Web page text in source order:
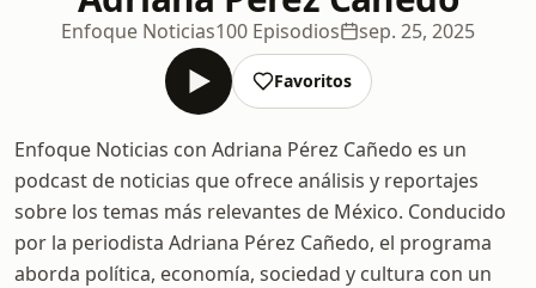
Enfoque Noticias100 Episodios sep. 25, 2025
Favoritos
Enfoque Noticias con Adriana Pérez Cañedo es un
podcast de noticias que ofrece análisis y reportajes
sobre los temas más relevantes de México. Conducido
por la periodista Adriana Pérez Cañedo, el programa
aborda política, economía, sociedad y cultura con un